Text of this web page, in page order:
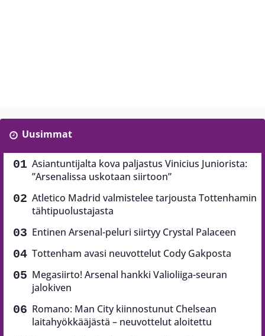
Uusimmat
Asiantuntijalta kova paljastus Vinicius Juniorista:
”Arsenalissa uskotaan siirtoon”
Atletico Madrid valmistelee tarjousta Tottenhamin
tähtipuolustajasta
Entinen Arsenal-peluri siirtyy Crystal Palaceen
Tottenham avasi neuvottelut Cody Gakposta
Megasiirto! Arsenal hankki Valioliiga-seuran
jalokiven
Romano: Man City kiinnostunut Chelsean
laitahyökkääjästä – neuvottelut aloitettu